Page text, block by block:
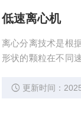
低速离心机
离心分离技术是根
形状的颗粒在不同
浆，从这些纯化的
更新时间：